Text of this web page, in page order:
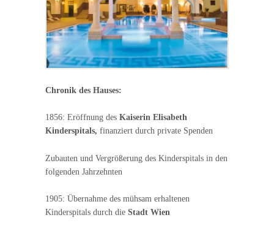
Chronik des Hauses:
1856: Eröffnung des Kaiserin Elisabeth
Kinderspitals, finanziert durch private Spenden
Zubauten und Vergrößerung des Kinderspitals in den
folgenden Jahrzehnten
1905: Übernahme des mühsam erhaltenen
Kinderspitals durch die Stadt Wien